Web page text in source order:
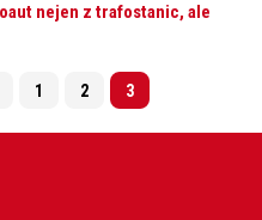
nejen z trafostanic, ale
1 2 3